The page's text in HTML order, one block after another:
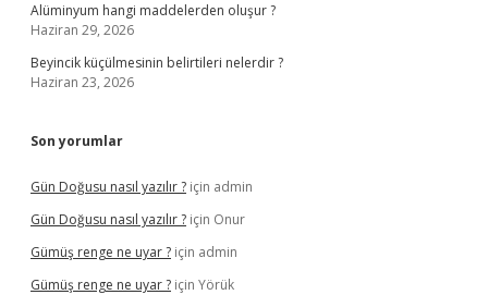
Alüminyum hangi maddelerden oluşur ?
Haziran 29, 2026
Beyincik küçülmesinin belirtileri nelerdir ?
Haziran 23, 2026
Son yorumlar
Gün Doğusu nasıl yazılır ? için admin
Gün Doğusu nasıl yazılır ? için Onur
Gümüş renge ne uyar ? için admin
Gümüş renge ne uyar ? için Yörük